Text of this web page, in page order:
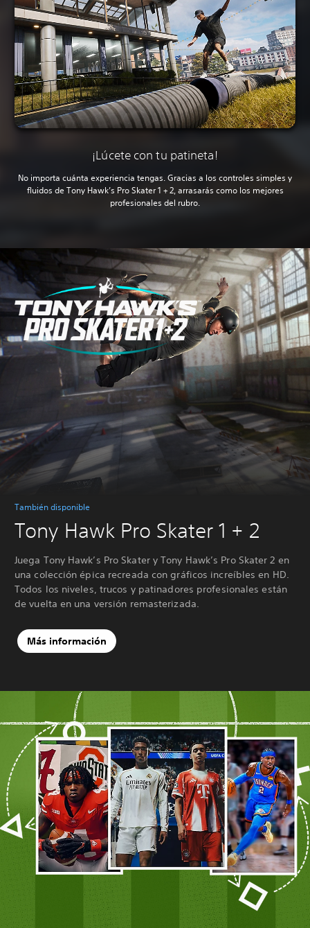
¡Lúcete con tu patineta!
No importa cuánta experiencia tengas. Gracias a los controles simples y
fluidos de Tony Hawk’s Pro Skater 1 + 2, arrasarás como los mejores
profesionales del rubro.
También disponible
Tony Hawk Pro Skater 1 + 2
Juega Tony Hawk’s Pro Skater y Tony Hawk’s Pro Skater 2 en
una colección épica recreada con gráficos increíbles en HD.
Todos los niveles, trucos y patinadores profesionales están
de vuelta en una versión remasterizada.
Más información